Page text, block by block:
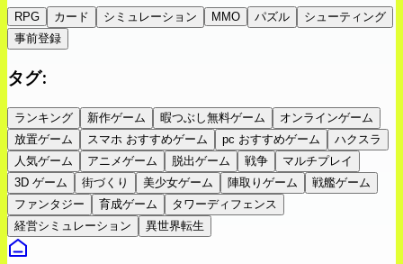
RPG カード シミュレーション MMO パズル
シューティング
事前登録
タグ:
ランキング 新作ゲーム 暇つぶし無料ゲーム
オンラインゲーム
放置ゲーム
スマホ おすすめゲーム pc おすすめゲーム
ハクスラ
人気ゲーム
アニメゲーム 脱出ゲーム 戦争
マルチプレイ
3D ゲーム
街づくり 美少女ゲーム 陣取りゲーム
戦艦ゲーム
ファンタジー
育成ゲーム
タワーディフェンス
経営シミュレーション
異世界転生